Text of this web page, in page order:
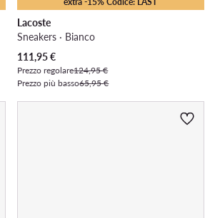
Lacoste
Sneakers · Bianco
Prezzo attuale
111,95€
Prezzo regolare124,95 €
Prezzo più basso65,95 €